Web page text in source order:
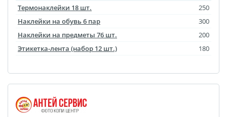
Широкоформатное
ламинирование
Изготовление баннеров
Оформление картин
Фото в алюминиевом
багете
Холст на пенокартоне
Термонаклейки 18 шт.
250
Наклейки на обувь 6 пар
300
Наклейки на предметы 76 шт.
200
Этикетка-лента (набор 12 шт.)
180